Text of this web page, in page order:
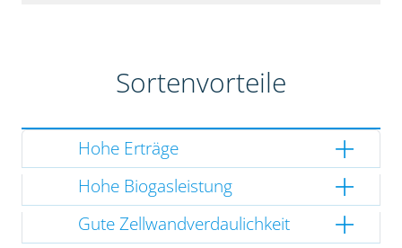
Sortenvorteile
Hohe Erträge
Hohe Biogasleistung
Gute Zellwandverdaulichkeit